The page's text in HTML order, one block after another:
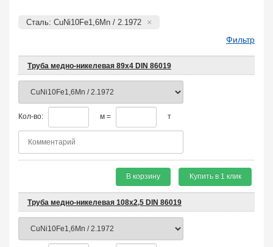
Сталь: CuNi10Fe1,6Mn / 2.1972
Фильтр
Труба медно-никелевая 89х4 DIN 86019
Кол-во: м = т
В корзину Купить в 1 клик
Труба медно-никелевая 108х2,5 DIN 86019